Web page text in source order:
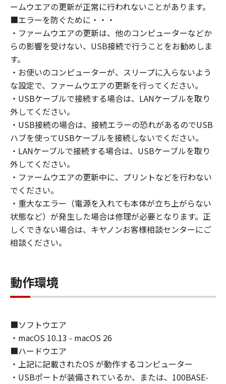
ームウエアの更新が正常に行われないことがあります。
■エラーを防ぐために・・・
・ファームウエアの更新は、他のコンピューターなどか
らの影響を受けない、USB接続で行うことをお勧めしま
す。
・お使いのコンピューターが、スリープに入らないよう
な設定で、ファームウエアの更新を行ってください。
・USBケーブルで接続する場合は、LANケーブルを取り
外してください。
・USB接続の場合は、接続エラーの恐れがあるのでUSB
ハブを使ってUSBケーブルを接続しないでください。
・LANケーブルで接続する場合は、USBケーブルを取り
外してください。
・ファームウエアの更新中に、プリントなどを行わない
でください。
・重大なエラー（電源を入れても本体が立ち上がらない
状態など）が発生した場合は修理が必要となります。正
しくできない場合は、キヤノンお客様相談センターにご
相談ください。
動作環境
■ソフトウエア
・macOS 10.13 - macOS 26
■ハードウエア
・上記に記載されたOS が動作するコンピューター
・USBポートが装備されているか、または、100BASE-